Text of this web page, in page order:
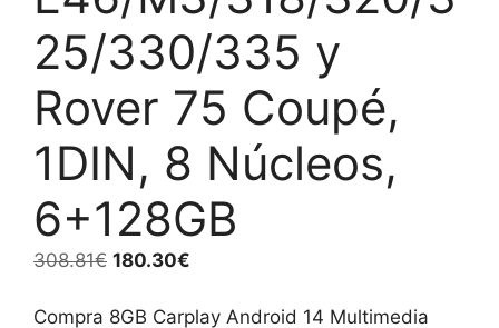
25/330/335 y
Rover 75 Coupé,
1DIN, 8 Núcleos,
6+128GB
308.81€ El
original
180.30€
actual
Compra 8GB Carplay Android 14 Multimedia